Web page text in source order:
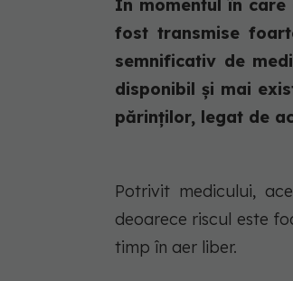
În momentul în
fost transmise
semnificativ de
disponibil și mai
părinților, legat de
Potrivit medicului,
deoarece riscul este
timp în aer liber.